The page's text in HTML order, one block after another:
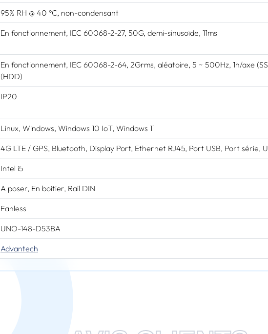
95% RH @ 40 °C, non-condensant
En fonctionnement, IEC 60068-2-27, 50G, demi-sinusoïde, 11ms
En fonctionnement, IEC 60068-2-64, 2Grms, aléatoire, 5 ~ 500Hz, 1h/axe
(HDD)
IP20
Linux, Windows, Windows 10 IoT, Windows 11
4G LTE / GPS, Bluetooth, Display Port, Ethernet RJ45, Port USB, Port série,
Intel i5
A poser, En boitier, Rail DIN
Fanless
UNO-148-D53BA
Advantech